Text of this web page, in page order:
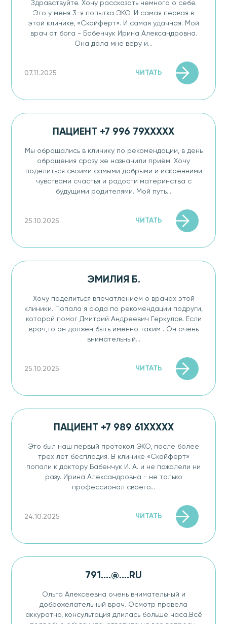
Здравствуйте. Хочу рассказать немного о себе.
Это у меня 3-я попытка ЭКО​. И самая первая в
этой клинике, «Скайферт». И самая удачная. Мой
врач от бога - Бабенчук Ирина Александровна.
Она дала мне веру и...
07.11.2025 ЧИТАТЬ
ПАЦИЕНТ +7 996 79XXXXX
Мы обращались в клинику по рекомендации, в день
обращения сразу же назначили приём. Хочу
поделиться своими самыми добрыми и искренними
чувствами счастья и радости материнства с
будущими родителями. Мой путь...
25.10.2025 ЧИТАТЬ
ЭМИЛИЯ Б.
Хочу поделиться впечатлением о врачах этой
клиники. Попала я сюда по рекомендации подруги,
которой помог Дмитрий Андреевич Геркулов. Если
врач,то он должен быть именно таким . Он очень
внимательный...
25.10.2025 ЧИТАТЬ
ПАЦИЕНТ +7 989 61XXXXX
Это был наш первый протокол ЭКО​, после более
трех лет бесплодия​. В клинике «Скайферт»
попали к доктору Бабенчук И. А. и не пожалели ни
разу. Ирина Александровна - не только
профессионал своего...
24.10.2025 ЧИТАТЬ
791....@....RU
Ольга Алексеевна очень внимательный и
доброжелательный врач. Осмотр провела
аккуратно, консультация длилась больше часа.Всё